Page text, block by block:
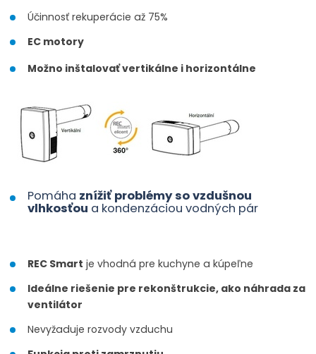
Účinnosť rekuperácie až 75%
EC motory
Možno inštalovaťvertikálne i horizontálne
Pomáha znížiť problémy sovzdušnou
vlhkosťou a kondenzáciou vodných pár
REC Smart je vhodná pre kuchyne a kúpeľne
Ideálne riešenie pre rekonštrukcie, ako náhrada za
ventilátor
Nevyžaduje rozvody vzduchu